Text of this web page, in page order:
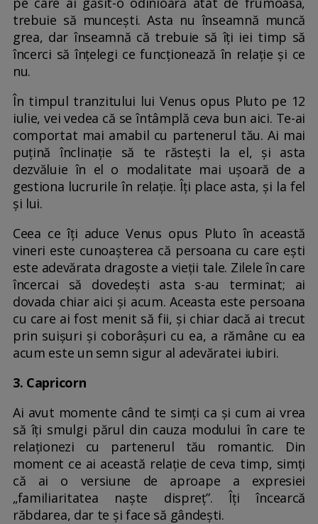
trebuie să muncești. Asta nu înseamnă muncă
grea, dar înseamnă că trebuie să îți iei timp să
încerci să înțelegi ce funcționează în relație și ce
nu.
În timpul tranzitului lui Venus opus Pluto pe 12
iulie, vei vedea că se întâmplă ceva bun aici. Te-ai
comportat mai amabil cu partenerul tău. Ai mai
puțină înclinație să te răstești la el, și asta
dezvăluie în el o modalitate mai ușoară de a
gestiona lucrurile în relație. Îți place asta, și la fel
și lui.
Ceea ce îți aduce Venus opus Pluto în această
vineri este cunoașterea că persoana cu care ești
este adevărata dragoste a vieții tale. Zilele în care
încercai să dovedești asta s-au terminat; ai
dovada chiar aici și acum. Aceasta este persoana
cu care ai fost menit să fii, și chiar dacă ai trecut
prin suișuri și coborâșuri cu ea, a rămâne cu ea
acum este un semn sigur al adevăratei iubiri.
3. Capricorn
Ai avut momente când te simți ca și cum ai vrea
să îți smulgi părul din cauza modului în care te
relaționezi cu partenerul tău romantic. Din
moment ce ai această relație de ceva timp, simți
că ai o versiune de aproape a expresiei
„familiaritatea naște dispreț”. Îți încearcă
răbdarea, dar te și face să gândești.